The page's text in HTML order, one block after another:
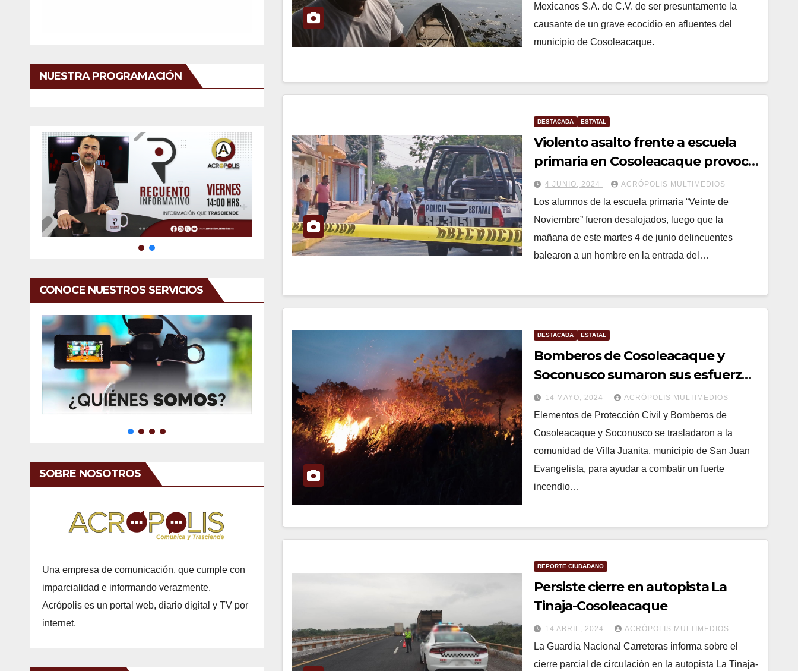
NUESTRA PROGRAMACIÓN
CONOCE NUESTROS SERVICIOS
SOBRE NOSOTROS
Una empresa de comunicación, que cumple con
imparcialidad e informando verazmente.
Acrópolis es un portal web, diario digital y TV por
internet.
Mexicanos S.A. de C.V. de ser presuntamente la
causante de un grave ecocidio en afluentes del
municipio de Cosoleacaque.
DESTACADA ESTATAL
Violento asalto frente a escuela
primaria en Cosoleacaque provoca
evacuación de alumnos
4 JUNIO, 2024 ACRÓPOLIS MULTIMEDIOS
Los alumnos de la escuela primaria “Veinte de
Noviembre” fueron desalojados, luego que la
mañana de este martes 4 de junio delincuentes
balearon a un hombre en la entrada del…
DESTACADA ESTATAL
Bomberos de Cosoleacaque y
Soconusco sumaron sus esfuerzos
para combatir fuerte incendio en
Villa Juanita
14 MAYO, 2024 ACRÓPOLIS MULTIMEDIOS
Elementos de Protección Civil y Bomberos de
Cosoleacaque y Soconusco se trasladaron a la
comunidad de Villa Juanita, municipio de San Juan
Evangelista, para ayudar a combatir un fuerte
incendio…
REPORTE CIUDADANO
Persiste cierre en autopista La
Tinaja-Cosoleacaque
14 ABRIL, 2024 ACRÓPOLIS MULTIMEDIOS
La Guardia Nacional Carreteras informa sobre el
cierre parcial de circulación en la autopista La Tinaja-